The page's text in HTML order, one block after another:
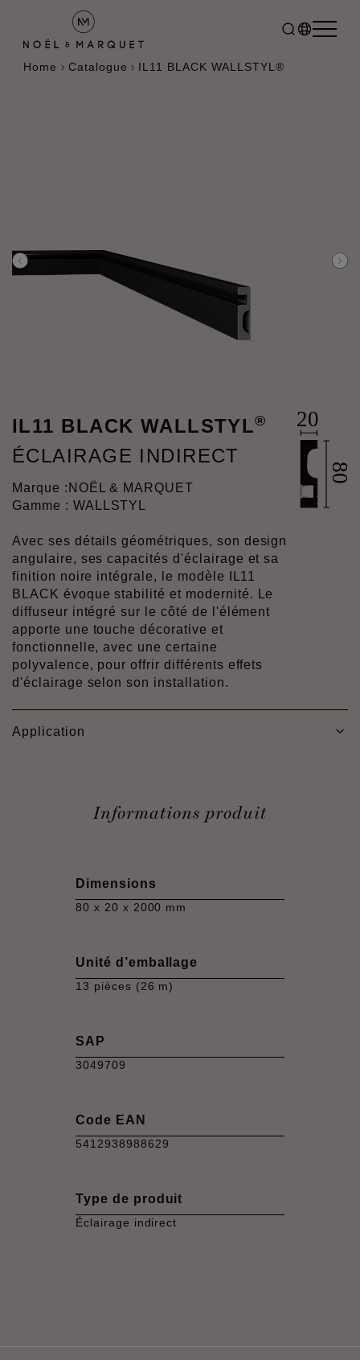
Home Catalogue IL11 BLACK WALLSTYL®
IL11 BLACK WALLSTYL®
ÉCLAIRAGE INDIRECT
Marque : NOËL & MARQUET
Gamme : WALLSTYL
Avec ses détails géométriques, son design
angulaire, ses capacités d'éclairage et sa
finition noire intégrale, le modèle IL11
BLACK évoque stabilité et modernité. Le
diffuseur intégré sur le côté de l'élément
apporte une touche décorative et
fonctionnelle, avec une certaine
polyvalence, pour offrir différents effets
d'éclairage selon son installation.
Application
Informations produit
Dimensions
80 x 20 x 2000 mm
Unité d’emballage
13 pièces (26 m)
SAP
3049709
Code EAN
5412938988629
Type de produit
Éclairage indirect